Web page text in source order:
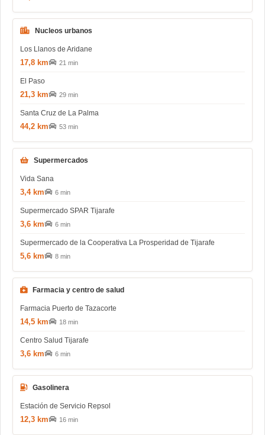
Nucleos urbanos
Los Llanos de Aridane
17,8 km 21 min
El Paso
21,3 km 29 min
Santa Cruz de La Palma
44,2 km 53 min
Supermercados
Vida Sana
3,4 km 6 min
Supermercado SPAR Tijarafe
3,6 km 6 min
Supermercado de la Cooperativa La Prosperidad de Tijarafe
5,6 km 8 min
Farmacia y centro de salud
Farmacia Puerto de Tazacorte
14,5 km 18 min
Centro Salud Tijarafe
3,6 km 6 min
Gasolinera
Estación de Servicio Repsol
12,3 km 16 min